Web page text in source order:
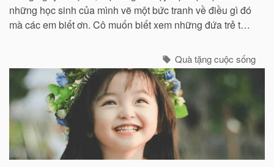
những học sinh của mình vẽ một bức tranh về điều gì đó
mà các em biết ơn. Cô muốn biết xem những đứa trẻ từ
Quà tặng cuộc sống